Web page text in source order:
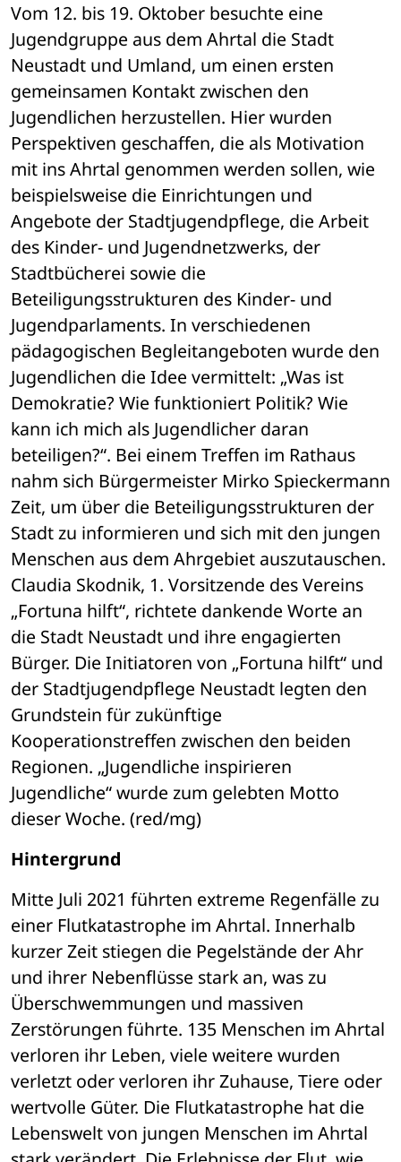
Vom 12. bis 19. Oktober besuchte eine
Jugendgruppe aus dem Ahrtal die Stadt
Neustadt und Umland, um einen ersten
gemeinsamen Kontakt zwischen den
Jugendlichen herzustellen. Hier wurden
Perspektiven geschaffen, die als Motivation
mit ins Ahrtal genommen werden sollen, wie
beispielsweise die Einrichtungen und
Angebote der Stadtjugendpflege, die Arbeit
des Kinder- und Jugendnetzwerks, der
Stadtbücherei sowie die
Beteiligungsstrukturen des Kinder- und
Jugendparlaments. In verschiedenen
pädagogischen Begleitangeboten wurde den
Jugendlichen die Idee vermittelt: „Was ist
Demokratie? Wie funktioniert Politik? Wie
kann ich mich als Jugendlicher daran
beteiligen?“. Bei einem Treffen im Rathaus
nahm sich Bürgermeister Mirko Spieckermann
Zeit, um über die Beteiligungsstrukturen der
Stadt zu informieren und sich mit den jungen
Menschen aus dem Ahrgebiet auszutauschen.
Claudia Skodnik, 1. Vorsitzende des Vereins
„Fortuna hilft“, richtete dankende Worte an
die Stadt Neustadt und ihre engagierten
Bürger. Die Initiatoren von „Fortuna hilft“ und
der Stadtjugendpflege Neustadt legten den
Grundstein für zukünftige
Kooperationstreffen zwischen den beiden
Regionen. „Jugendliche inspirieren
Jugendliche“ wurde zum gelebten Motto
dieser Woche. (red/mg)
Hintergrund
Mitte Juli 2021 führten extreme Regenfälle zu
einer Flutkatastrophe im Ahrtal. Innerhalb
kurzer Zeit stiegen die Pegelstände der Ahr
und ihrer Nebenflüsse stark an, was zu
Überschwemmungen und massiven
Zerstörungen führte. 135 Menschen im Ahrtal
verloren ihr Leben, viele weitere wurden
verletzt oder verloren ihr Zuhause, Tiere oder
wertvolle Güter. Die Flutkatastrophe hat die
Lebenswelt von jungen Menschen im Ahrtal